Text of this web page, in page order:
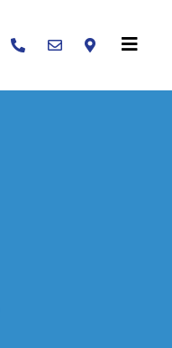
Buscar